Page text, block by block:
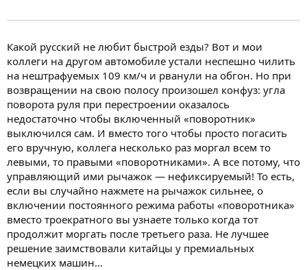
Какой русский не любит быстрой езды? Вот и мои
коллеги на другом автомобиле устали неспешно чилить
на нештрафуемых 109 км/ч и рванули на обгон. Но при
возвращении на свою полосу произошел конфуз: угла
поворота руля при перестроении оказалось
недостаточно чтобы включенный «поворотник»
выключился сам. И вместо того чтобы просто погасить
его вручную, коллега несколько раз моргал всем то
левыми, то правыми «поворотниками». А все потому, что
управляющий ими рычажок — нефиксируемый! То есть,
если вы случайно нажмете на рычажок сильнее, о
включении постоянного режима работы «поворотника»
вместо троекратного вы узнаете только когда тот
продолжит моргать после третьего раза. Не лучшее
решение заимствовали китайцы у премиальных
немецких машин…